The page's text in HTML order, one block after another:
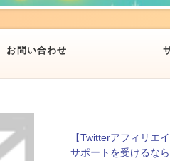
お問い合わせ
【Twitterアフィリエ
サポートを受けるな